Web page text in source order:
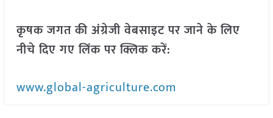
कृषक जगत की अंग्रेजी वेबसाइट पर जाने के लिए
नीचे दिए गए लिंक पर क्लिक करें:
www.global-agriculture.com